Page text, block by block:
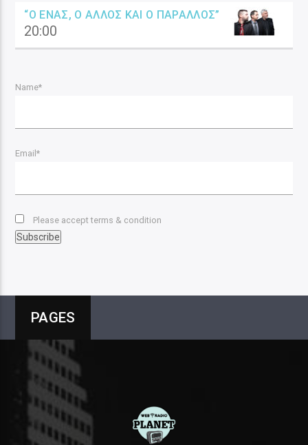
“Ο ΈΝΑΣ, Ο ΆΛΛΟΣ ΚΑΙ Ο ΠΑΡΆΛΛΟΣ”
20:00
Name*
Email*
Please accept terms & condition
PAGES